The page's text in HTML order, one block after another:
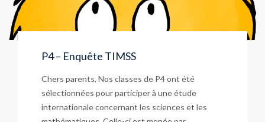
P4 – Enquête TIMSS
Chers parents, Nos classes de P4 ont été
sélectionnées pour participer à une étude
internationale concernant les sciences et les